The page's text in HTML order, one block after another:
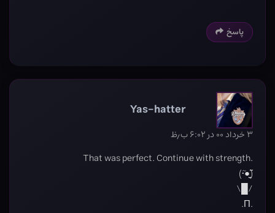
پاسخ
Yas-hatter
۳ خرداد ۰۰ در ۶:۰۲ ب٫ظ
.That was perfect. Continue with strength
(●̮̮̃•̃)
/█\
.Π.